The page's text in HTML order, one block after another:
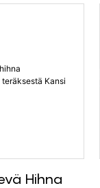
Hihna